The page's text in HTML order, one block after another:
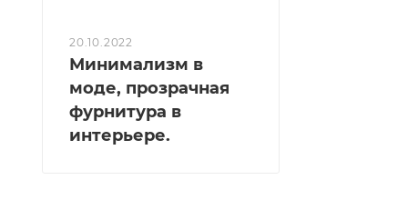
20.10.2022
Минимализм в
моде, прозрачная
фурнитура в
интерьере.